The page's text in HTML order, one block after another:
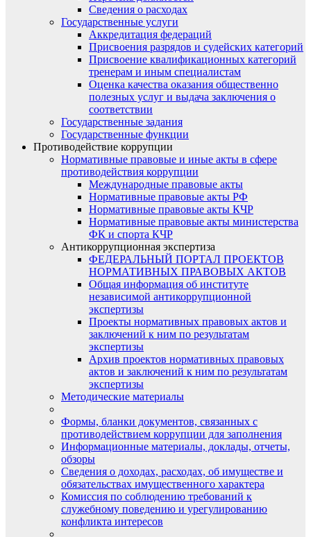
Сведения о расходах
Государственные услуги
Аккредитация федераций
Присвоения разрядов и судейских категорий
Присвоение квалификационных категорий
тренерам и иным специалистам
Оценка качества оказания общественно
полезных услуг и выдача заключения о
соответствии
Государственные задания
Государственные функции
Противодействие коррупции
Нормативные правовые и иные акты в сфере
противодействия коррупции
Международные правовые акты
Нормативные правовые акты РФ
Нормативные правовые акты КЧР
Нормативные правовые акты министерства
ФК и спорта КЧР
Антикоррупционная экспертиза
ФЕДЕРАЛЬНЫЙ ПОРТАЛ ПРОЕКТОВ
НОРМАТИВНЫХ ПРАВОВЫХ АКТОВ
Общая информация об институте
независимой антикоррупционной
экспертизы
Проекты нормативных правовых актов и
заключений к ним по результатам
экспертизы
Архив проектов нормативных правовых
актов и заключений к ним по результатам
экспертизы
Методические материалы
Формы, бланки документов, связанных с
противодействием коррупции для заполнения
Информационные материалы, доклады, отчеты,
обзоры
Сведения о доходах, расходах, об имуществе и
обязательствах имущественного характера
Комиссия по соблюдению требований к
служебному поведению и урегулированию
конфликта интересов